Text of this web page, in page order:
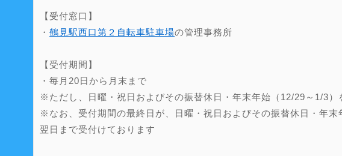
【受付窓口】
・ 鶴見駅西口第２自転車駐車場の管理事務所
【受付期間】
・毎月20日から月末まで
※ただし、日曜・祝日およびその振替休日・年末年始（12/29～1/3）
※なお、受付期間の最終日が、日曜・祝日およびその振替休日・年
翌日まで受付けております